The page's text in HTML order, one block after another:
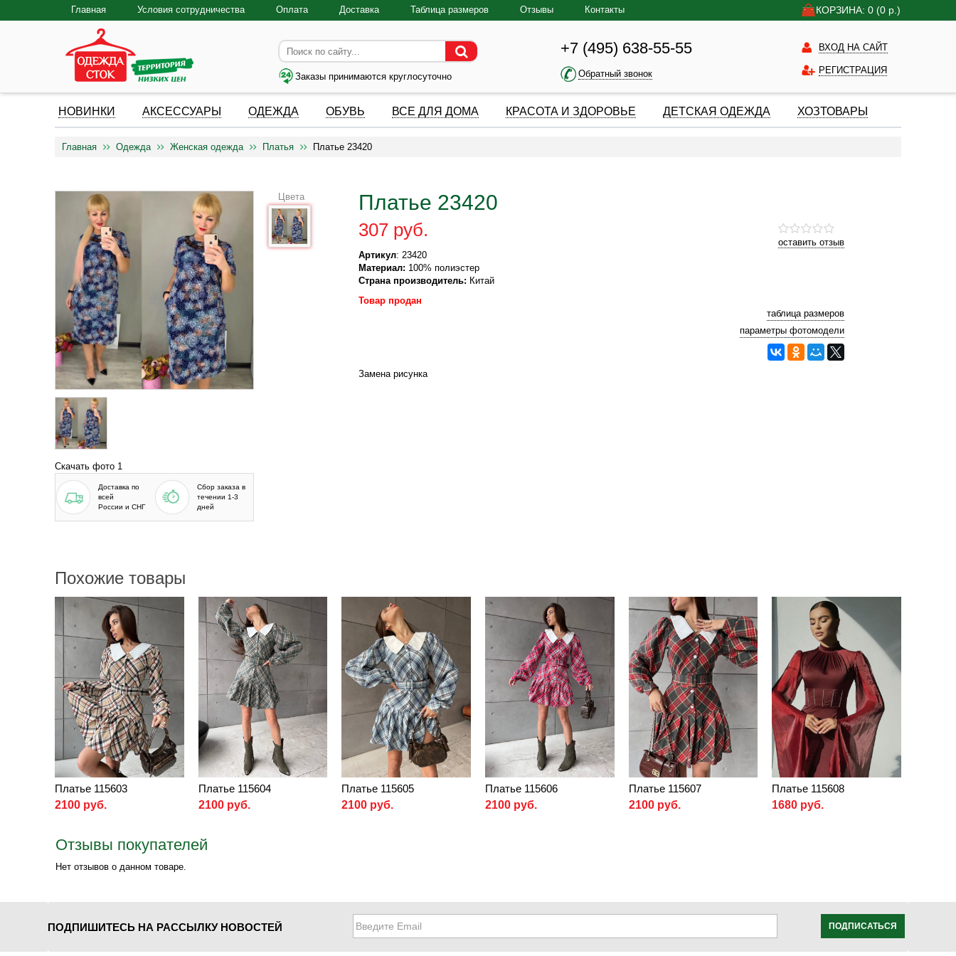
КОРЗИНА: 0 (0 р.)
Главная Условия сотрудничества Оплата Доставка Таблица размеров Отзывы Контакты
Заказы принимаются круглосуточно
+7 (495) 638-55-55
Обратный звонок
ВХОД НА САЙТ
РЕГИСТРАЦИЯ
НОВИНКИ АКСЕССУАРЫ ОДЕЖДА ОБУВЬ ВСЕ ДЛЯ ДОМА КРАСОТА И ЗДОРОВЬЕ ДЕТСКАЯ ОДЕЖДА ХОЗТОВАРЫ
Главная Одежда Женская одежда Платья Платье 23420
Скачать фото 1
Доставка по
всей
России и СНГ
Сбор заказа в
течении 1-3
дней
Платье 23420
оставить отзыв
307 руб.
Артикул: 23420
Материал: 100% полиэстер
Страна производитель: Китай
Цвета
Товар продан
таблица размеров
параметры фотомодели
Замена рисунка
Похожие товары
Платье 115603
2100 руб.
Платье 115604
2100 руб.
Платье 115605
2100 руб.
Платье 115606
2100 руб.
Платье 115607
2100 руб.
Платье 115608
1680 руб.
Отзывы покупателей
Нет отзывов о данном товаре.
ПОДПИШИТЕСЬ НА РАССЫЛКУ НОВОСТЕЙ ПОДПИСАТЬСЯ